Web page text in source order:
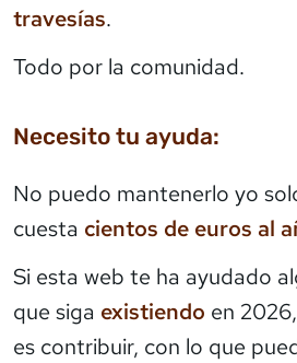
travesías.
Todo por la comunidad.
Necesito tu ayuda:
No puedo mantenerlo yo
cuesta cientos de euros al
Si esta web te ha ayudado
que siga existiendo en
es contribuir, con lo que